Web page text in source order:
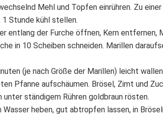
Mehl und Topfen einrühren. Zu
Stunde kühl stellen.
entlang der Furche öffnen, Kern entfernen,
in 10 Scheiben schneiden. Marillen
(je nach Größe der Marillen) leicht
Pfanne aufschäumen. Brösel, Zimt und
ständigem Rühren goldbraun rösten.
heben, gut abtropfen lassen, in